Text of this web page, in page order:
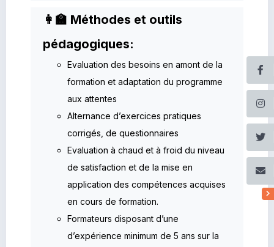
👩‍🏫 Méthodes et outils
pédagogiques:
Evaluation des besoins en amont de la
formation et adaptation du programme
aux attentes
Alternance d’exercices pratiques
corrigés, de questionnaires
Evaluation à chaud et à froid du niveau
de satisfaction et de la mise en
application des compétences acquises
en cours de formation.
Formateurs disposant d’une
d’expérience minimum de 5 ans sur la